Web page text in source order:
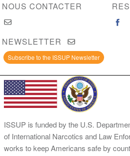
NOUS CONTACTER
NEWSLETTER
Subscribe to the ISSUP Newsletter
ISSUP is funded by the U.S.
of International Narcotics and Law
works to keep Americans safe by